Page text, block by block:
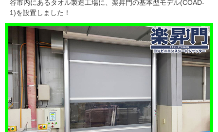
谷市内にあるタオル製造工場に、楽昇門の基本型モデル(COAD-
1)を設置しました！